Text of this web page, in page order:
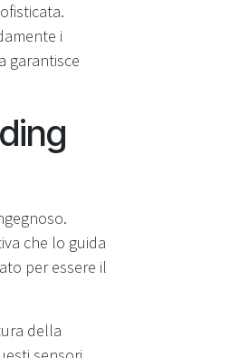
i
garantisce
che lo guida
per essere il
della